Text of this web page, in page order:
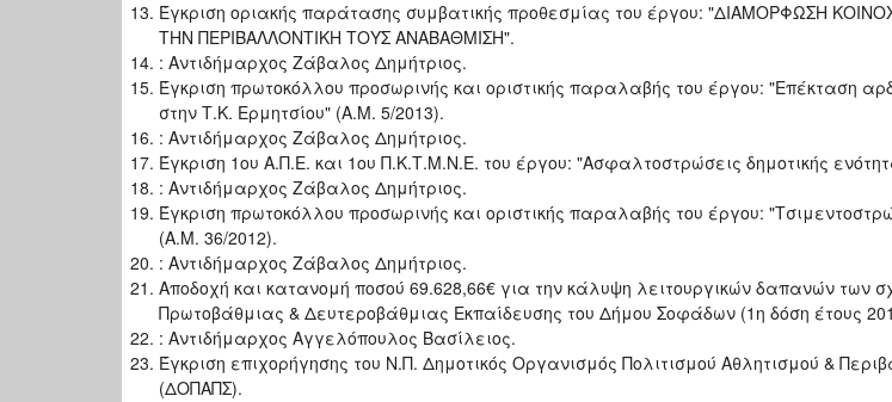
Έγκριση οριακής παράτασης συμβατικής προθεσμίας του έργου: "ΔΙΑΜΟΡΦΩΣΗ
ΤΗΝ ΠΕΡΙΒΑΛΛΟΝΤΙΚΗ ΤΟΥΣ ΑΝΑΒΑΘΜΙΣΗ".
: Αντιδήμαρχος Ζάβαλος Δημήτριος.
Έγκριση πρωτοκόλλου προσωρινής και οριστικής παραλαβής του έργου: "Επέκταση
στην Τ.Κ. Ερμητσίου" (Α.Μ. 5/2013).
: Αντιδήμαρχος Ζάβαλος Δημήτριος.
Έγκριση 1ου Α.Π.Ε. και 1ου Π.Κ.Τ.Μ.Ν.Ε. του έργου: "Ασφαλτοστρώσεις δημοτικής
: Αντιδήμαρχος Ζάβαλος Δημήτριος.
Έγκριση πρωτοκόλλου προσωρινής και οριστικής παραλαβής του έργου:
(Α.Μ. 36/2012).
: Αντιδήμαρχος Ζάβαλος Δημήτριος.
Αποδοχή και κατανομή ποσού 69.628,66€ για την κάλυψη λειτουργικών δαπανών των
Πρωτοβάθμιας & Δευτεροβάθμιας Εκπαίδευσης του Δήμου Σοφάδων (1η δόση έτους
: Αντιδήμαρχος Αγγελόπουλος Βασίλειος.
Έγκριση επιχορήγησης του Ν.Π. Δημοτικός Οργανισμός Πολιτισμού Αθλητισμού &
(ΔΟΠΑΠΣ).